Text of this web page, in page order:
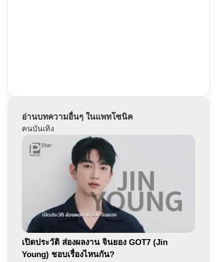
อ่านบทความอื่นๆ ในแพทโซนิค
คนบันเทิง
เปิดประวัติ ส่องผลงาน จินยอง GOT7 (Jin
Young) ชอบเรื่องไหนกัน?